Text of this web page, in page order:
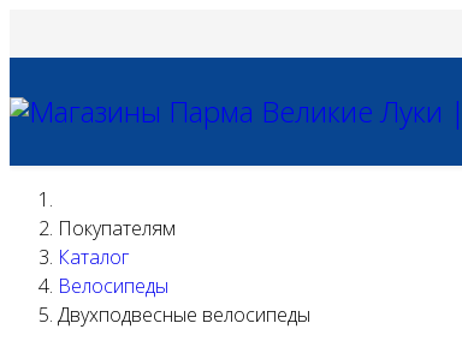
Покупателям
Каталог
Велосипеды
Двухподвесные велосипеды